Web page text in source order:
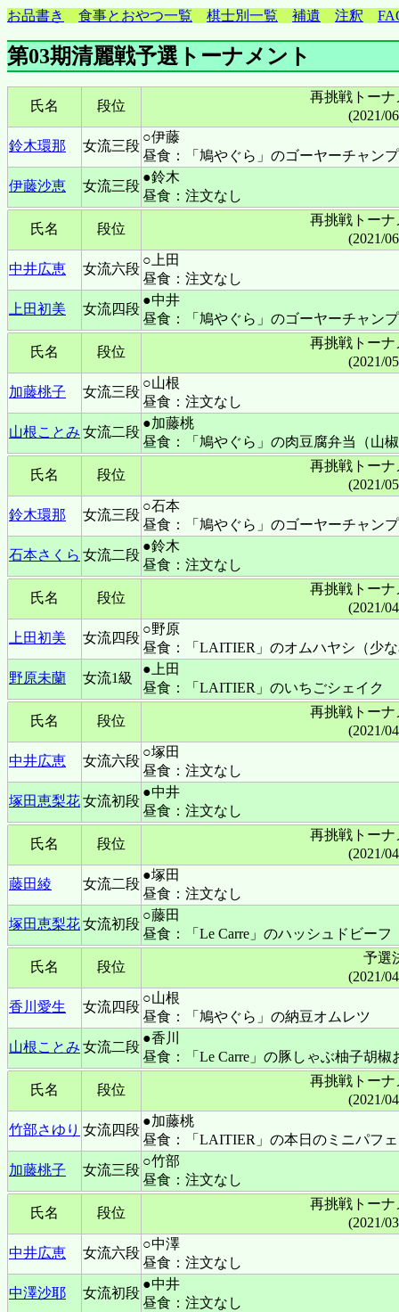
お品書き 食事とおやつ一覧 棋士別一覧 補遺 注釈
第03期清麗戦予選トーナメント
氏名 段位
再挑戦トー
(2021/
鈴木環那
女流三段
○伊藤
昼食：「鳩やぐら」のゴーヤーチャン
伊藤沙恵
女流三段
●鈴木
昼食：注文なし
氏名 段位
再挑戦トー
(2021/
中井広恵
女流六段
○上田
昼食：注文なし
上田初美
女流四段
●中井
昼食：「鳩やぐら」のゴーヤーチャン
氏名 段位
再挑戦トー
(2021/
加藤桃子
女流三段
○山根
昼食：注文なし
山根ことみ 女流二段
●加藤桃
昼食：「鳩やぐら」の肉豆腐弁当（山
氏名 段位
再挑戦トー
(2021/
鈴木環那
女流三段
○石本
昼食：「鳩やぐら」のゴーヤーチャン
石本さくら 女流二段
●鈴木
昼食：注文なし
氏名 段位
再挑戦トー
(2021/
上田初美
女流四段
○野原
昼食：「LAITIER」のオムハヤシ（少
野原未蘭
女流1級
●上田
昼食：「LAITIER」のいちごシェイク
氏名 段位
再挑戦トー
(2021/
中井広恵
女流六段
○塚田
昼食：注文なし
塚田恵梨花女流初段
●中井
昼食：注文なし
氏名 段位
再挑戦トー
(2021/
藤田綾
女流二段
●塚田
昼食：注文なし
塚田恵梨花女流初段
○藤田
昼食：「Le Carre」のハッシュドビーフ
氏名 段位
予選
(2021/
香川愛生
女流四段
○山根
昼食：「鳩やぐら」の納豆オムレツ
山根ことみ 女流二段
●香川
昼食：「Le Carre」の豚しゃぶ柚子胡椒
氏名 段位
再挑戦トー
(2021/
竹部さゆり 女流四段
●加藤桃
昼食：「LAITIER」の本日のミニパフェ
加藤桃子
女流三段
○竹部
昼食：注文なし
氏名 段位
再挑戦トー
(2021/
中井広恵
女流六段
○中澤
昼食：注文なし
中澤沙耶
女流初段
●中井
昼食：注文なし